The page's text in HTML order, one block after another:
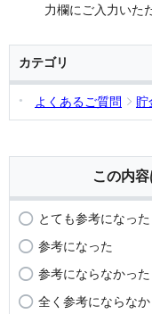
力欄にご入力いた
カテゴリ
よくあるご質問 貯
この内
とても参考になった
参考になった
参考にならなかった
全く参考にならな